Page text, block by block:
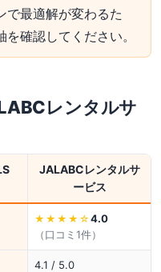
で最適解が変わるた
確認してください。
レンタルサ
JALABCレンタルサ
ービス
★★★★ ☆ 4.0
（口コミ 1件）
4.1 / 5.0